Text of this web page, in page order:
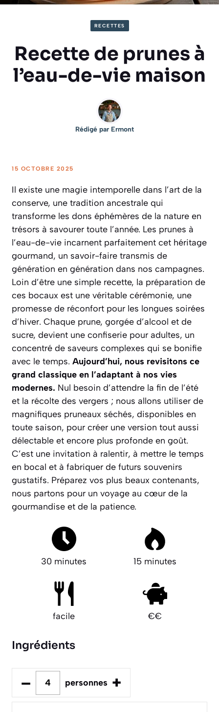
RECETTES
Recette de prunes à
l’eau-de-vie maison
Rédigé par Ermont
15 OCTOBRE 2025
Il existe une magie intemporelle dans l’art de la
conserve, une tradition ancestrale qui
transforme les dons éphémères de la nature en
trésors à savourer toute l’année. Les prunes à
l’eau-de-vie incarnent parfaitement cet héritage
gourmand, un savoir-faire transmis de
génération en génération dans nos campagnes.
Loin d’être une simple recette, la préparation de
ces bocaux est une véritable cérémonie, une
promesse de réconfort pour les longues soirées
d’hiver. Chaque prune, gorgée d’alcool et de
sucre, devient une confiserie pour adultes, un
concentré de saveurs complexes qui se bonifie
avec le temps. Aujourd’hui, nous revisitons ce
grand classique en l’adaptant à nos vies
modernes. Nul besoin d’attendre la fin de l’été
et la récolte des vergers ; nous allons utiliser de
magnifiques pruneaux séchés, disponibles en
toute saison, pour créer une version tout aussi
délectable et encore plus profonde en goût.
C’est une invitation à ralentir, à mettre le temps
en bocal et à fabriquer de futurs souvenirs
gustatifs. Préparez vos plus beaux contenants,
nous partons pour un voyage au cœur de la
gourmandise et de la patience.
30 minutes 15 minutes
facile €€
Ingrédients
– personnes +